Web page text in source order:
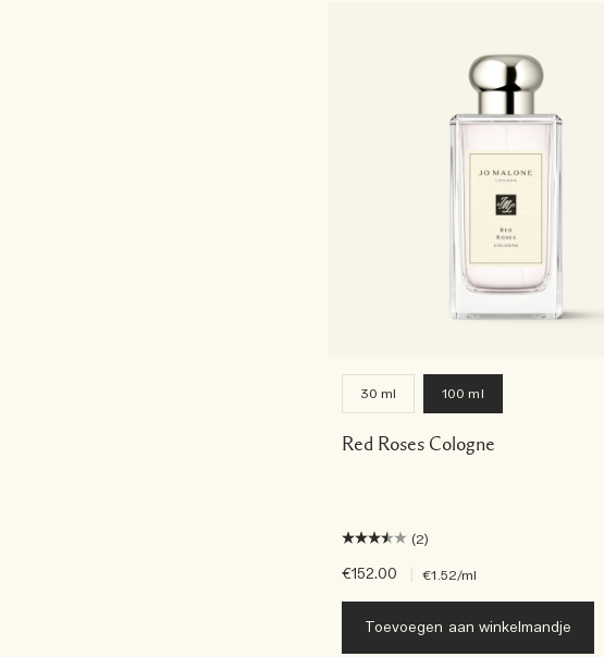
30 ml 100 ml
Red Roses Cologne
(2)
€152.00 €1.52/ml
Toevoegen aan winkelmandje